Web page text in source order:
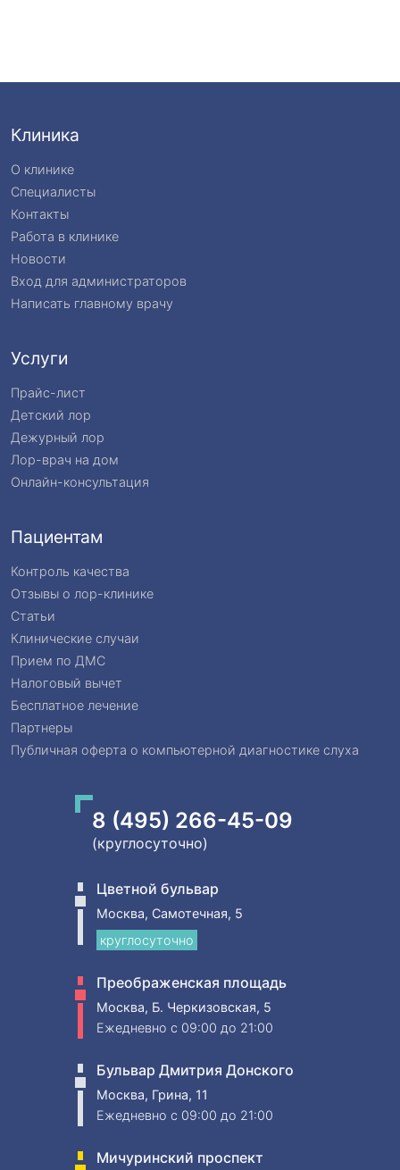
Клиника
О клинике
Специалисты
Контакты
Работа в клинике
Новости
Вход для администраторов
Написать главному врачу
Услуги
Прайс-лист
Детский лор
Дежурный лор
Лор-врач на дом
Онлайн-консультация
Пациентам
Контроль качества
Отзывы о лор-клинике
Статьи
Клинические случаи
Прием по ДМС
Налоговый вычет
Бесплатное лечение
Партнеры
Публичная оферта о компьютерной диагностике слуха
8 (495) 266-45-09
(круглосуточно)
Цветной бульвар
Москва, Самотечная, 5
круглосуточно
Преображенская площадь
Москва, Б. Черкизовская, 5
Ежедневно c 09:00 до 21:00
Бульвар Дмитрия Донского
Москва, Грина, 11
Ежедневно c 09:00 до 21:00
Мичуринский проспект